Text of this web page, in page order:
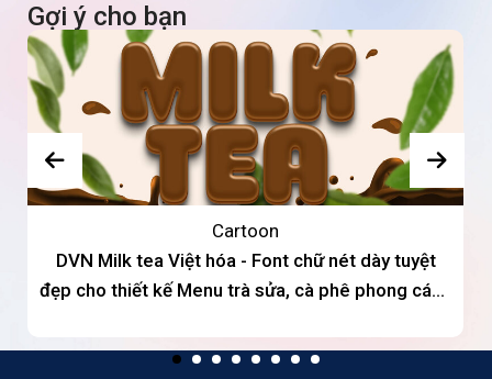
Gợi ý cho bạn
Cartoon
DVN Milk tea Việt hóa - Font chữ nét dày tuyệt
đẹp cho thiết kế Menu trà sửa, cà phê phong cách